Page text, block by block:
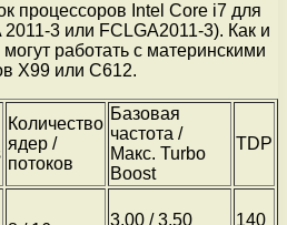
процессоров Intel Core i7 для
2011-3 или FCLGA2011-3). Как и
работать с материнскими
X99 или C612.
Количество
ядер /
потоков
Базовая
частота /
Макс. Turbo
Boost
TDP
3,00 / 3,50
140